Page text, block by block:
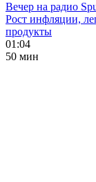
Вечер на радио
Рост инфляции,
продукты
01:04
50 мин